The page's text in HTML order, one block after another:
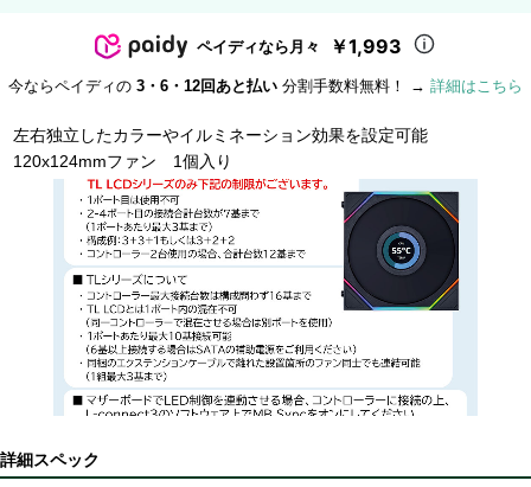
ペイディなら月々 ￥1,993
今ならペイディの 3・6・12回あと払い 分割手数料無料！ → 詳細はこちら
左右独立したカラーやイルミネーション効果を設定可能
120x124mmファン 1個入り
詳細スペック